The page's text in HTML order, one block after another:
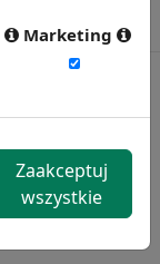
Marketing
Zaakceptuj
wszystkie